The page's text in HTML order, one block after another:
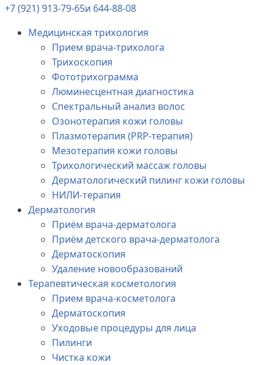
+7 (921) 913-79-65и 644-88-08
Медицинская трихология
Прием врача-трихолога
Трихоскопия
Фототрихограмма
Люминесцентная диагностика
Спектральный анализ волос
Озонотерапия кожи головы
Плазмотерапия (PRP-терапия)
Мезотерапия кожи головы
Трихологический массаж головы
Дерматологический пилинг кожи головы
НИЛИ-терапия
Дерматология
Приём врача-дерматолога
Приём детского врача-дерматолога
Дерматоскопия
Удаление новообразований
Терапевтическая косметология
Прием врача-косметолога
Дерматоскопия
Уходовые процедуры для лица
Пилинги
Чистка кожи